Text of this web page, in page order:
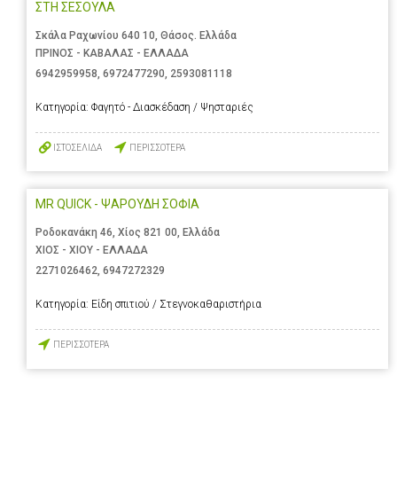
ΣΤΗ ΣΕΣΟΥΛΑ
Σκάλα Ραχωνίου 640 10, Θάσος. Ελλάδα
ΠΡΙΝΟΣ - ΚΑΒΑΛΑΣ - ΕΛΛΑΔΑ
6942959958, 6972477290, 2593081118
Κατηγορία: Φαγητό - Διασκέδαση / Ψησταριές
ΙΣΤΟΣΕΛΙΔΑ ΠΕΡΙΣΣΟΤΕΡΑ
MR QUICK - ΨΑΡΟΥΔΗ ΣΟΦΙΑ
Ροδοκανάκη 46, Χίος 821 00, Ελλάδα
ΧΙΟΣ - ΧΙΟΥ - ΕΛΛΑΔΑ
2271026462, 6947272329
Κατηγορία: Είδη σπιτιού / Στεγνοκαθαριστήρια
ΠΕΡΙΣΣΟΤΕΡΑ